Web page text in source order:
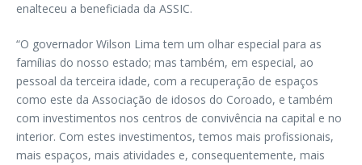
enalteceu a beneficiada da ASSIC.
“O governador Wilson Lima tem um olhar especial para as
famílias do nosso estado; mas também, em especial, ao
pessoal da terceira idade, com a recuperação de espaços
como este da Associação de idosos do Coroado, e também
com investimentos nos centros de convivência na capital e no
interior. Com estes investimentos, temos mais profissionais,
mais espaços, mais atividades e, consequentemente, mais